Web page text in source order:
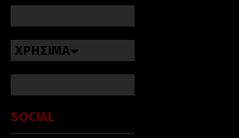
ΧΡΗΣΙΜΑ
SOCIAL